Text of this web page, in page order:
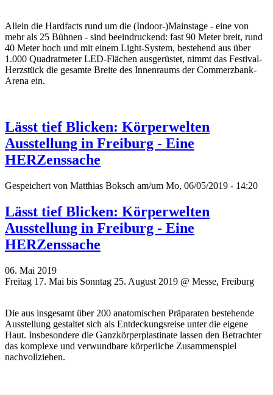
Allein die Hardfacts rund um die (Indoor-)Mainstage - eine von
mehr als 25 Bühnen - sind beeindruckend: fast 90 Meter breit, rund
40 Meter hoch und mit einem Light-System, bestehend aus über
1.000 Quadratmeter LED-Flächen ausgerüstet, nimmt das Festival-
Herzstück die gesamte Breite des Innenraums der Commerzbank-
Arena ein.
Lässt tief Blicken: Körperwelten
Ausstellung in Freiburg - Eine
HERZenssache
Gespeichert von Matthias Boksch am/um Mo, 06/05/2019 - 14:20
Lässt tief Blicken: Körperwelten
Ausstellung in Freiburg - Eine
HERZenssache
06. Mai 2019
Freitag 17. Mai bis Sonntag 25. August 2019 @ Messe, Freiburg
Die aus insgesamt über 200 anatomischen Präparaten bestehende
Ausstellung gestaltet sich als Entdeckungsreise unter die eigene
Haut. Insbesondere die Ganzkörperplastinate lassen den Betrachter
das komplexe und verwundbare körperliche Zusammenspiel
nachvollziehen.